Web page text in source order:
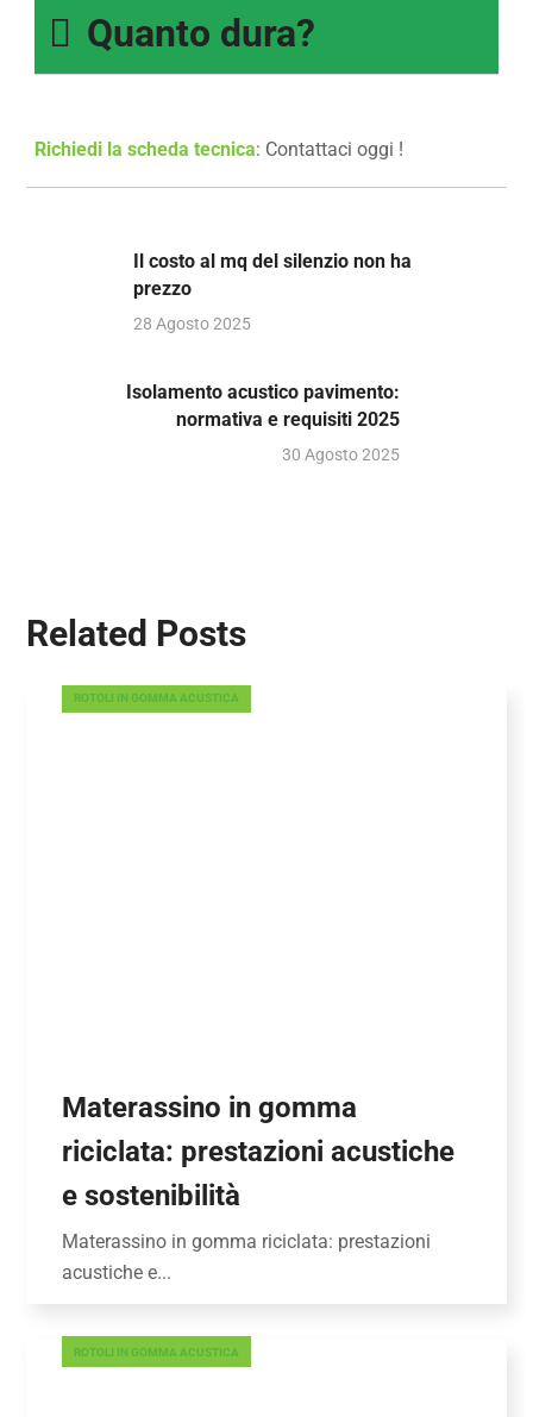
Quanto dura?
Richiedi la scheda tecnica: Contattaci oggi !
Il costo al mq del silenzio non ha
prezzo
28 Agosto 2025
Isolamento acustico pavimento:
normativa e requisiti 2025
30 Agosto 2025
Related Posts
ROTOLI IN GOMMA ACUSTICA
Materassino in gomma
riciclata: prestazioni acustiche
e sostenibilità
Materassino in gomma riciclata: prestazioni
acustiche e...
ROTOLI IN GOMMA ACUSTICA